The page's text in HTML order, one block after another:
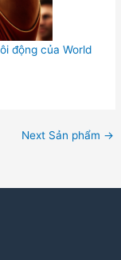
động của World
Next Sản phẩm →